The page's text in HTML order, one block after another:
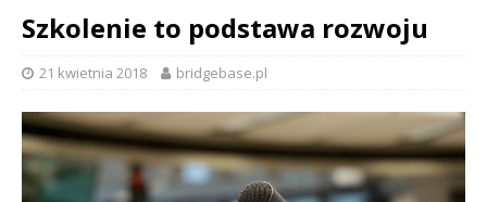
Szkolenie to podstawa rozwoju
21 kwietnia 2018 bridgebase.pl